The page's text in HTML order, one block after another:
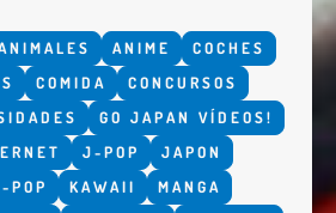
ANIME
COCHES
COMIDA
CONCURSOS
GO JAPAN VÍDEOS!
J-POP
JAPON
POP KAWAII
MANGA